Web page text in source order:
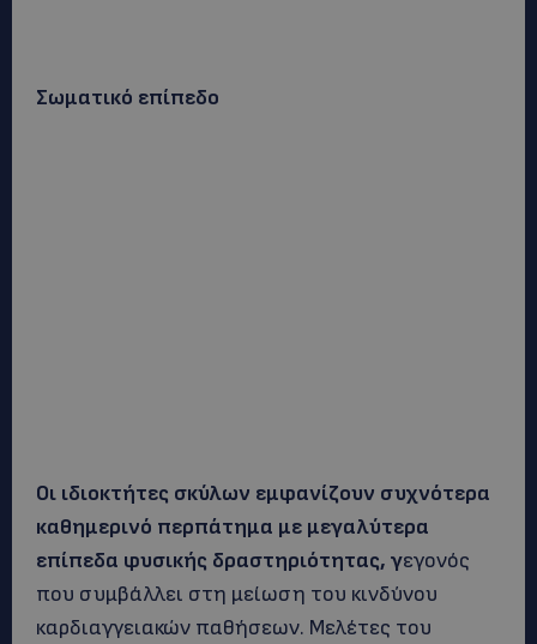
Σωματικό επίπεδο
Οι ιδιοκτήτες σκύλων εμφανίζουν συχνότερα
καθημερινό περπάτημα με μεγαλύτερα
επίπεδα φυσικής δραστηριότητας, γεγονός
που συμβάλλει στη μείωση του κινδύνου
καρδιαγγειακών παθήσεων. Μελέτες του